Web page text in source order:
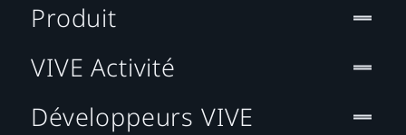
Produit
VIVE Activité
Développeurs VIVE